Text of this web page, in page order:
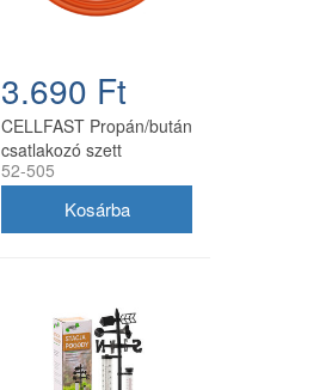
3.690 Ft
CELLFAST Propán/bután
csatlakozó szett
52-505